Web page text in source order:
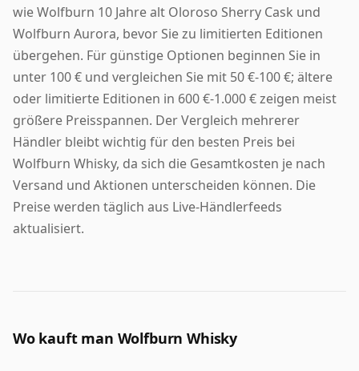
wie Wolfburn 10 Jahre alt Oloroso Sherry Cask und
Wolfburn Aurora, bevor Sie zu limitierten Editionen
übergehen. Für günstige Optionen beginnen Sie in
unter 100 € und vergleichen Sie mit 50 €-100 €; ältere
oder limitierte Editionen in 600 €-1.000 € zeigen meist
größere Preisspannen. Der Vergleich mehrerer
Händler bleibt wichtig für den besten Preis bei
Wolfburn Whisky, da sich die Gesamtkosten je nach
Versand und Aktionen unterscheiden können. Die
Preise werden täglich aus Live-Händlerfeeds
aktualisiert.
Wo kauft man Wolfburn Whisky